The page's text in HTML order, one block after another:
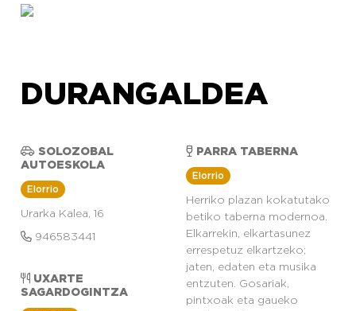
DURANGALDEA
AUTOESKOLA
Elorrio
Urarka Kalea, 16
946583441
SAGARDOGINTZA
PARRA TABERNA
Elorrio
Herriko plazan kokatutako
betiko taberna modernoa.
Elkarrekin, elkartasunez
errespetuz elkartzeko;
jaten, edaten eta musika
entzuten. Gosariak,
pintxoak eta gaueko